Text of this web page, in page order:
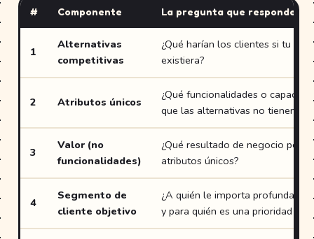
# Componente La pregunta que responde
1
Alternativas
competitivas
¿Qué harían los clientes si tu
existiera?
2 Atributos únicos
¿Qué funcionalidades o
que las alternativas no tienen?
3
Valor (no
funcionalidades)
¿Qué resultado de negocio
atributos únicos?
4
Segmento de
cliente objetivo
¿A quién le importa
y para quién es una prioridad